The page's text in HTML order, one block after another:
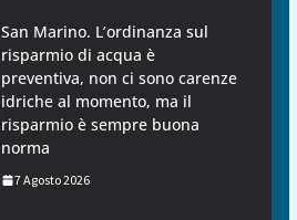
San Marino. L’ordinanza sul
risparmio di acqua è
preventiva, non ci sono carenze
idriche al momento, ma il
risparmio è sempre buona
norma
7 Agosto 2026